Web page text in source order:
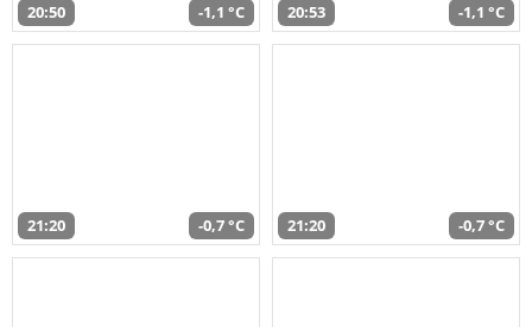
20:50 -1,1 °C 20:53 -1,1 °C
21:20 -0,7 °C 21:20 -0,7 °C